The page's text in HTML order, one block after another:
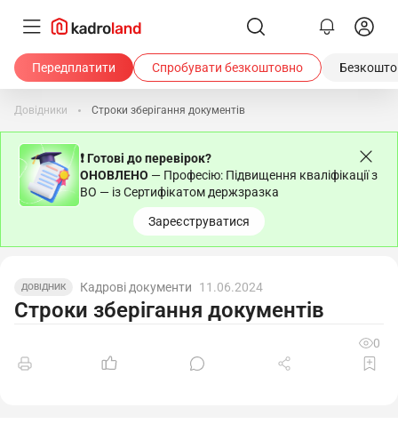
Передплатити Спробувати безкоштовно
Довідники Строки зберігання документів
❗ Готові до перевірок?
ОНОВЛЕНО — Професію: Підвищення кваліфікації з
ВО — із Сертифікатом держзразка
Зареєструватися
ДОВІДНИК Кадрові документи 11.06.2024
Строки зберігання документів
0